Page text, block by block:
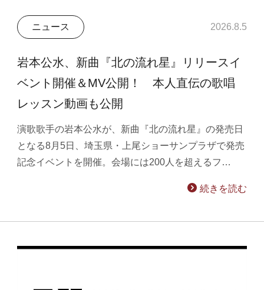
ニュース 2026.8.5
岩本公水、新曲『北の流れ星』リリースイ
ベント開催＆MV公開！ 本人直伝の歌唱
レッスン動画も公開
演歌歌手の岩本公水が、新曲『北の流れ星』の発売日
となる8月5日、埼玉県・上尾ショーサンプラザで発売
記念イベントを開催。会場には200人を超えるフ…
続きを読む